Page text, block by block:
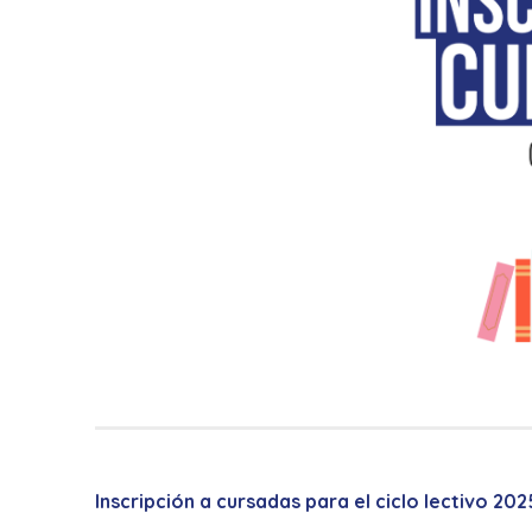
Inscripción a cursadas para el ciclo lectivo